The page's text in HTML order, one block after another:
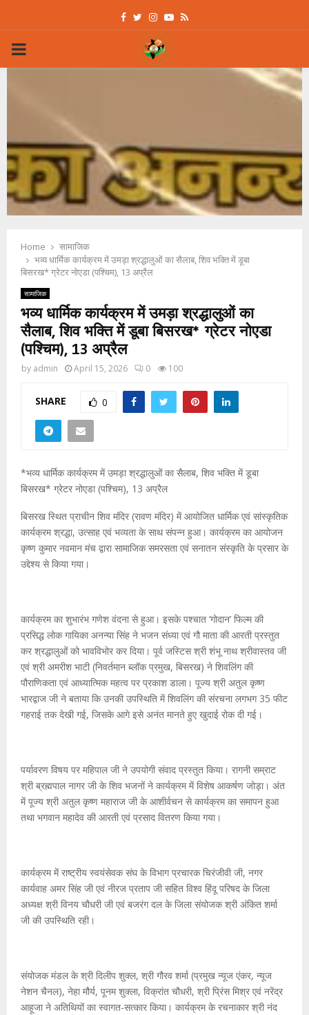
Facebook
Twitter
Instagram
Youtube
Rss
PRIMARY
Home
सामाजिक
भव्य धार्मिक कार्यक्रम में उमड़ा श्रद्धालुओं का सैलाब, शिव भक्ति में डूबा
बिसरख* ग्रेटर नोएडा (पश्चिम), 13 अप्रैल
सामाजिक
भव्य धार्मिक कार्यक्रम में उमड़ा श्रद्धालुओं का
सैलाब, शिव भक्ति में डूबा बिसरख* ग्रेटर नोएडा
(पश्चिम), 13 अप्रैल
by admin April 15, 2026 0 100
SHARE 0
*भव्य धार्मिक कार्यक्रम में उमड़ा श्रद्धालुओं का सैलाब, शिव भक्ति में डूबा
बिसरख* ग्रेटर नोएडा (पश्चिम), 13 अप्रैल
बिसरख स्थित प्राचीन शिव मंदिर (रावण मंदिर) में आयोजित धार्मिक एवं सांस्कृतिक
कार्यक्रम श्रद्धा, उत्साह एवं भव्यता के साथ संपन्न हुआ। कार्यक्रम का आयोजन
कृष्ण कुमार नवमान मंच द्वारा सामाजिक समरसता एवं सनातन संस्कृति के प्रसार के
उद्देश्य से किया गया।
कार्यक्रम का शुभारंभ गणेश वंदना से हुआ। इसके पश्चात ‘गोदान’ फिल्म की
प्रसिद्ध लोक गायिका अनन्या सिंह ने भजन संध्या एवं गौ माता की आरती प्रस्तुत
कर श्रद्धालुओं को भावविभोर कर दिया। पूर्व जस्टिस श्री शंभू नाथ श्रीवास्तव जी
एवं श्री अमरीश भाटी (निवर्तमान ब्लॉक प्रमुख, बिसरख) ने शिवलिंग की
पौराणिकता एवं आध्यात्मिक महत्व पर प्रकाश डाला। पूज्य श्री अतुल कृष्ण
भारद्वाज जी ने बताया कि उनकी उपस्थिति में शिवलिंग की संरचना लगभग 35 फीट
गहराई तक देखी गई, जिसके आगे इसे अनंत मानते हुए खुदाई रोक दी गई।
पर्यावरण विषय पर महिपाल जी ने उपयोगी संवाद प्रस्तुत किया। रागनी सम्राट
श्री ब्रह्मपाल नागर जी के शिव भजनों ने कार्यक्रम में विशेष आकर्षण जोड़ा। अंत
में पूज्य श्री अतुल कृष्ण महाराज जी के आशीर्वचन से कार्यक्रम का समापन हुआ
तथा भगवान महादेव की आरती एवं प्रसाद वितरण किया गया।
कार्यक्रम में राष्ट्रीय स्वयंसेवक संघ के विभाग प्रचारक चिरंजीवी जी, नगर
कार्यवाह अमर सिंह जी एवं नीरज प्रताप जी सहित विश्व हिंदू परिषद के जिला
अध्यक्ष श्री विनय चौधरी जी एवं बजरंग दल के जिला संयोजक श्री अंकित शर्मा
जी की उपस्थिति रही।
संयोजक मंडल के श्री दिलीप शुक्ल, श्री गौरव शर्मा (प्रमुख न्यूज एंकर, न्यूज
नेशन चैनल), नेहा मौर्य, पूनम शुक्ला, विक्रांत चौधरी, श्री प्रिंस मिश्र एवं नरेंद्र
आहूजा ने अतिथियों का स्वागत-सत्कार किया। कार्यक्रम के रचनाकार श्री नंद